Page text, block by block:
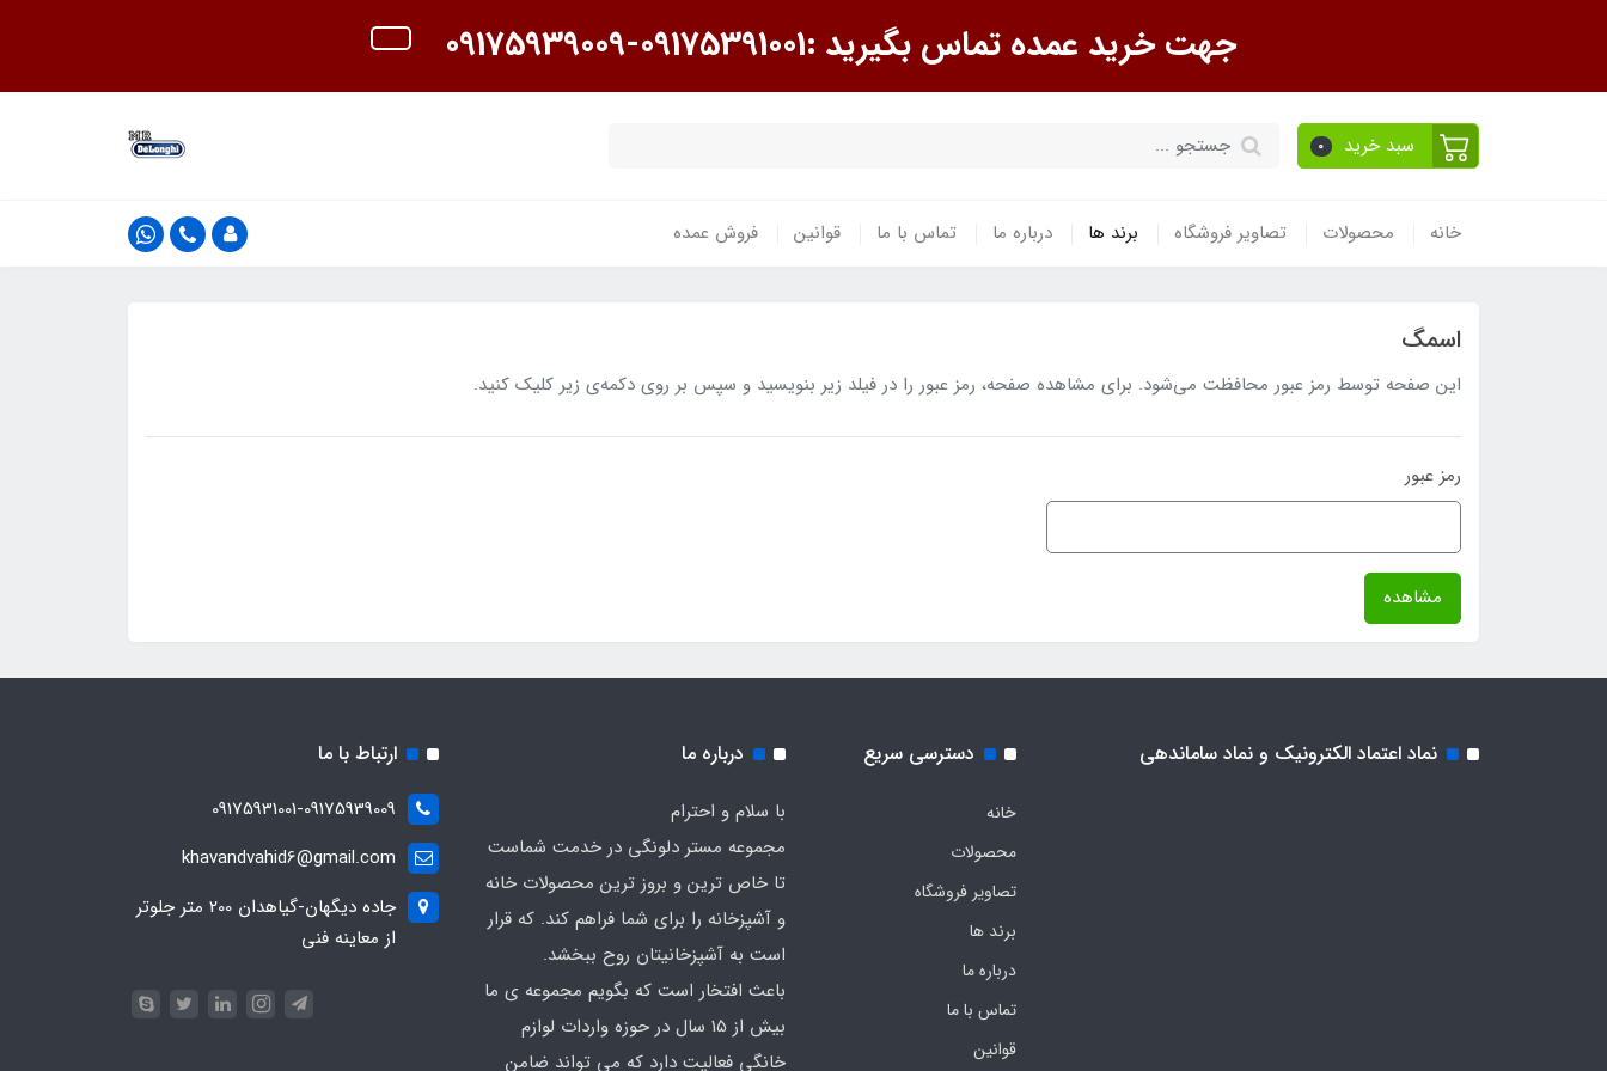
جهت خرید عمده تماس بگیرید :09175391001-09175939009
سبد خرید 0
خانه محصولات تصاویر فروشگاه برند ها درباره ما تماس با ما قوانین فروش عمده
اسمگ
این صفحه توسط رمز عبور محافظت می‌شود. برای مشاهده صفحه، رمز عبور را در فیلد زیر بنویسید و سپس بر روی دکمه‌ی زیر کلیک کنید.
رمز عبور
مشاهده
نماد اعتماد الکترونیک و نماد ساماندهی دسترسی سریع
خانه
محصولات
تصاویر فروشگاه
برند ها
درباره ما
تماس با ما
قوانین
درباره ما
با سلام و احترام
مجموعه مستر دلونگی در خدمت شماست
تا خاص ترین و بروز ترین محصولات خانه
و آشپزخانه را برای شما فراهم کند. که قرار
است به آشپزخانیتان روح ببخشد.
باعث افتخار است که بگویم مجموعه ی ما
بیش از 15 سال در حوزه واردات لوازم
خانگی فعالیت دارد که می تواند ضامن
ارتباط با ما
09175931001-09175939009
khavandvahid6@gmail.com
جاده دیگهان-گیاهدان 200 متر جلوتر
از معاینه فنی